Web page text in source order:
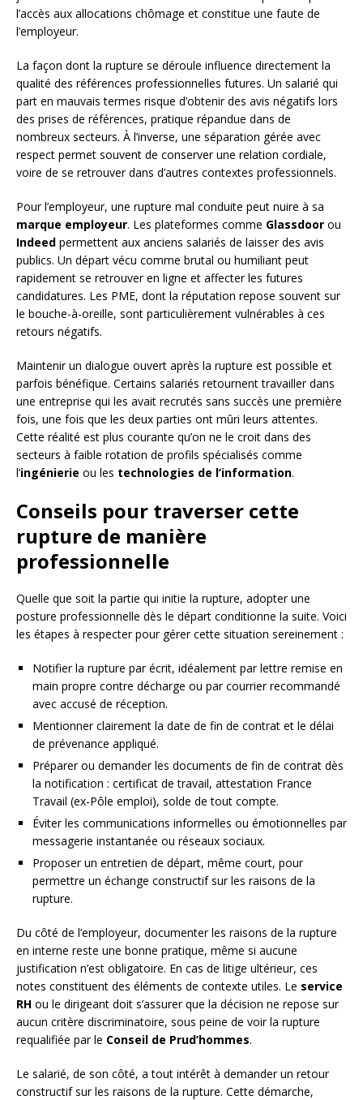
l’accès aux allocations chômage et constitue une faute de
l’employeur.
La façon dont la rupture se déroule influence directement la
qualité des références professionnelles futures. Un salarié qui
part en mauvais termes risque d’obtenir des avis négatifs lors
des prises de références, pratique répandue dans de
nombreux secteurs. À l’inverse, une séparation gérée avec
respect permet souvent de conserver une relation cordiale,
voire de se retrouver dans d’autres contextes professionnels.
Pour l’employeur, une rupture mal conduite peut nuire à sa
marque employeur. Les plateformes comme Glassdoor ou
Indeed permettent aux anciens salariés de laisser des avis
publics. Un départ vécu comme brutal ou humiliant peut
rapidement se retrouver en ligne et affecter les futures
candidatures. Les PME, dont la réputation repose souvent sur
le bouche-à-oreille, sont particulièrement vulnérables à ces
retours négatifs.
Maintenir un dialogue ouvert après la rupture est possible et
parfois bénéfique. Certains salariés retournent travailler dans
une entreprise qui les avait recrutés sans succès une première
fois, une fois que les deux parties ont mûri leurs attentes.
Cette réalité est plus courante qu’on ne le croit dans des
secteurs à faible rotation de profils spécialisés comme
l’ingénierie ou les technologies de l’information.
Conseils pour traverser cette
rupture de manière
professionnelle
Quelle que soit la partie qui initie la rupture, adopter une
posture professionnelle dès le départ conditionne la suite. Voici
les étapes à respecter pour gérer cette situation sereinement :
Notifier la rupture par écrit, idéalement par lettre remise en
main propre contre décharge ou par courrier recommandé
avec accusé de réception.
Mentionner clairement la date de fin de contrat et le délai
de prévenance appliqué.
Préparer ou demander les documents de fin de contrat dès
la notification : certificat de travail, attestation France
Travail (ex-Pôle emploi), solde de tout compte.
Éviter les communications informelles ou émotionnelles par
messagerie instantanée ou réseaux sociaux.
Proposer un entretien de départ, même court, pour
permettre un échange constructif sur les raisons de la
rupture.
Du côté de l’employeur, documenter les raisons de la rupture
en interne reste une bonne pratique, même si aucune
justification n’est obligatoire. En cas de litige ultérieur, ces
notes constituent des éléments de contexte utiles. Le service
RH ou le dirigeant doit s’assurer que la décision ne repose sur
aucun critère discriminatoire, sous peine de voir la rupture
requalifiée par le Conseil de Prud’hommes.
Le salarié, de son côté, a tout intérêt à demander un retour
constructif sur les raisons de la rupture. Cette démarche,